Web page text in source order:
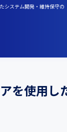
システム開発・維持保守
を使用